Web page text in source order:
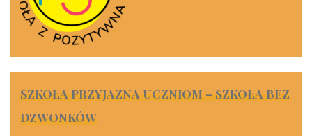
SZKOŁA PRZYJAZNA UCZNIOM – SZKOŁA BEZ
DZWONKÓW